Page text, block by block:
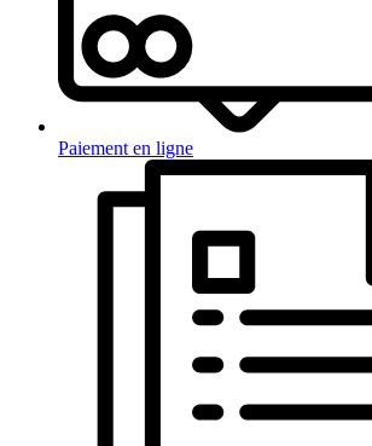
Paiement en ligne